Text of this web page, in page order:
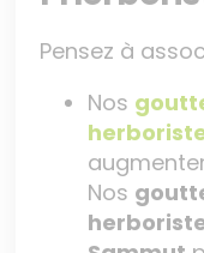
Pensez à
Nos
Nos